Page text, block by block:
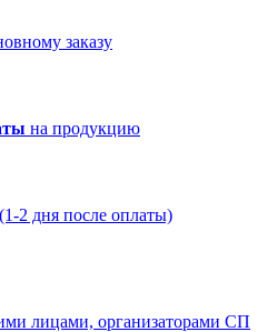
заказу
на продукцию
(1-2 дня после оплаты)
лицами, организаторами СП